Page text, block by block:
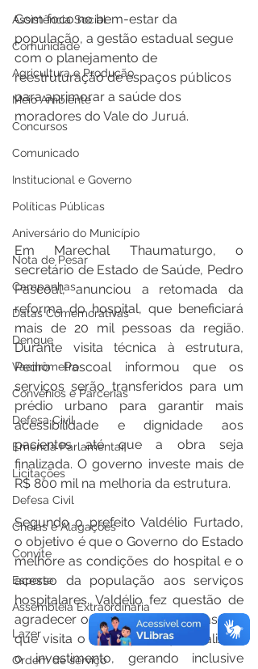
Assistência Social
Comunidade
Agricultura e Produção
Meio Ambiente
Concursos
Comunicado
Institucional e Governo
Políticas Públicas
Aniversário do Município
Nota de Pesar
Campanhas
Datas Comemorativas
Dengue
Vacinômetro
Convênios e Parcerias
Defesa Civil
Emenda Parlamentar
Licitações
Defesa Civil
Cheias e Alagações
Convite
Esporte
Assembleia Extraordinária
Lazer
Ordem de serviço
Com foco no bem-estar da
população, a gestão estadual segue
com o planejamento de
reestruturação de espaços públicos
para aprimorar a saúde dos
moradores do Vale do Juruá.
Em Marechal Thaumaturgo, o
secretário de Estado de Saúde, Pedro
Pascoal, anunciou a retomada da
reforma do hospital, que beneficiará
mais de 20 mil pessoas da região.
Durante visita técnica à estrutura,
Pedro Pascoal informou que os
serviços serão transferidos para um
prédio urbano para garantir mais
acessibilidade e dignidade aos
pacientes até que a obra seja
finalizada. O governo investe mais de
R$ 800 mil na melhoria da estrutura.
Segundo o prefeito Valdélio Furtado,
o objetivo é que o Governo do Estado
melhore as condições do hospital e o
acesso da população aos serviços
hospitalares. Valdélio fez questão de
agradecer o secretário Pedro Pascoal
que visita o município e que realizará
o investimento, gerando inclusive